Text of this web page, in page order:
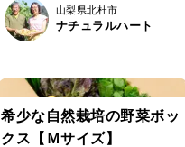
山梨県北杜市
ナチュラルハート
希少な自然栽培の野菜ボッ
クス【Ｍサイズ】